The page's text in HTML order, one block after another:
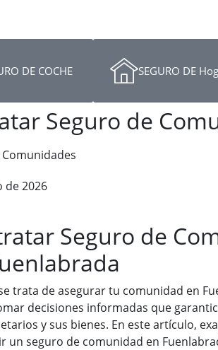
DE COCHE SEGURO DE
Seguro de
de 2026
Seguro de
trata de asegurar tu comunidad en
decisiones informadas que
y sus bienes. En este artículo,
un seguro de comunidad en